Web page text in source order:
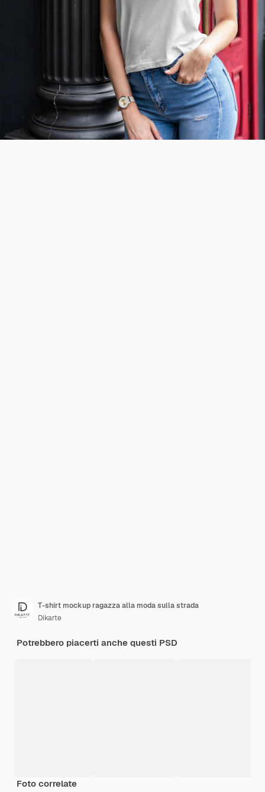
T-shirt mockup ragazza alla moda sulla strada
Dikarte
Potrebbero piacerti anche questi PSD
Foto correlate